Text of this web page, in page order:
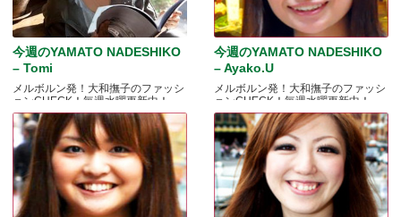
今週のYAMATO NADESHIKO
– Tomi
メルボルン発！大和撫子のファッシ
ョンCHECK！毎週水曜更新中！
今週のYAMATO NADESHIKO
– Ayako.U
メルボルン発！大和撫子のファッシ
ョンCHECK！毎週水曜更新中！